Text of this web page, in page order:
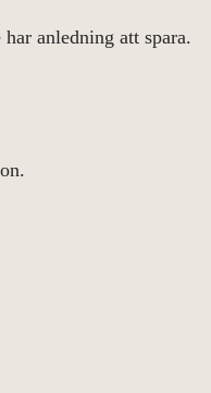
anledning att spara.